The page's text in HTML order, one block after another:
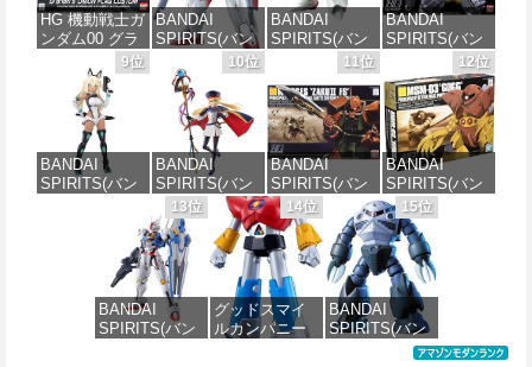
ケール 色分け
済みプラモデ
ル
価格：¥2,420
ングラム・プ
ラス) 色分け済
みプラモデル
価格：¥6,500
160mm
価格：¥10,087
モデル
価格：¥4,000
HG 機動戦士ガ
ンダム00 グラ
ハム専用ユニ
オンフラッグ
カスタム 1/144
スケール 色分
け済みプラモ
デル
価格：¥1,800
BANDAI
SPIRITS(バン
ダイ スピリッ
ツ) HGAW 機
動新世紀ガン
ダムX ガンダ
ムエアマスタ
ー 1/144スケー
ル 色分け済み
プラモデル
価格：¥3,600
BANDAI
SPIRITS(バン
ダイ スピリッ
ツ) HGUC 195
機動戦士Zガン
ダム キュベレ
イ 1/144スケー
ル 色分け済み
プラモデル
価格：¥2,200
BANDAI
SPIRITS(バン
ダイ スピリッ
ツ) HGUC 機動
戦士ガンダム
ザクI(黒い三連
星仕様) 1/144
スケール 色分
け済みプラモ
デル
価格：¥2,200
9位
BANDAI
SPIRITS(バン
エ[カラーC] 色
分け済みプラ
価格：¥4,500
10位
BANDAI
SPIRITS(バン
ダイ スピリッ
ツ) 30MS
Fate/Grand
Order アルトリ
ア・キャスタ
ー 色分け済み
プラモデル
11位
BANDAI
SPIRITS(バン
ダイ スピリッ
ツ) HGUC
1/144 ザクII
(ガルマ専用機)
(機動戦士ガン
ダム)
価格：¥2,982
12位
BANDAI
SPIRITS(バン
ダイ スピリッ
ツ) HGUC 機動
戦士ガンダム
MSM-03 ゴッ
グ 1/144スケー
ル 色分け済み
プラモデル
価格：¥2,300
13位
BANDAI
SPIRITS(バン
14位
グッドスマイ
ルカンパニー
15位
BANDAI
SPIRITS(バン
ダイ スピリッ